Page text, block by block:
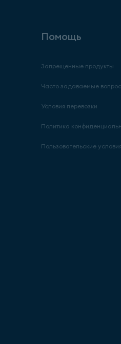
Помощь
Запрещенные продукты
Часто задаваемые
Условия перевозки
Политика
Пользовательские условия